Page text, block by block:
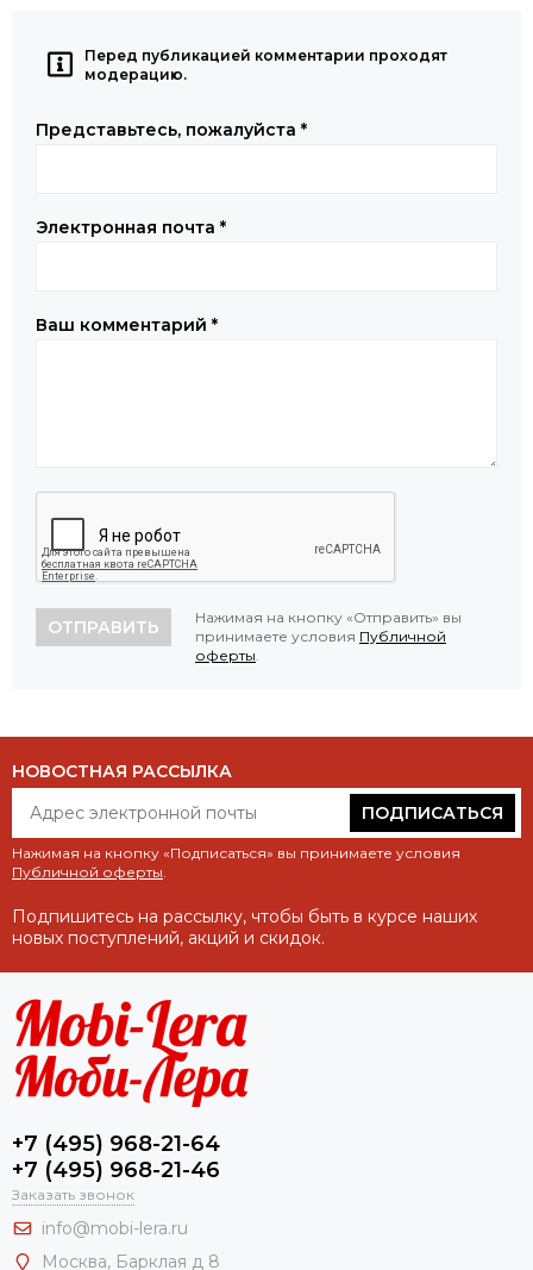
Перед публикацией комментарии проходят
модерацию.
Представьтесь, пожалуйста *
Электронная почта *
Ваш комментарий *
ОТПРАВИТЬ
Нажимая на кнопку «Отправить» вы
принимаете условия Публичной
оферты
НОВОСТНАЯ РАССЫЛКА
ПОДПИСАТЬСЯ
Нажимая на кнопку «Подписаться» вы принимаете условия
Публичной оферты
Подпишитесь на рассылку, чтобы быть в курсе наших
новых поступлений, акций и скидок.
+7 (495) 968-21-64
+7 (495) 968-21-46
Заказать звонок
info@mobi-lera.ru
Москва, Барклая д 8